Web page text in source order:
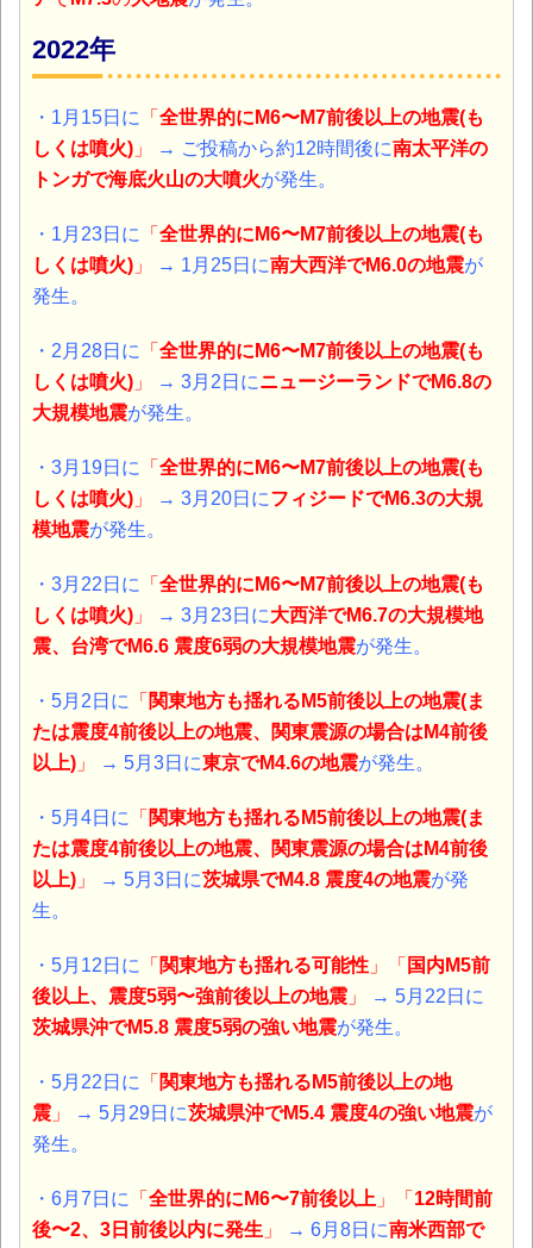
2022年
・1月15日に 「 全世界的にM6〜M7前後以上の地震(も
しくは噴火) 」 → ご投稿から約12時間後に南太平洋の
トンガで海底火山の大噴火が発生。
・1月23日に 「 全世界的にM6〜M7前後以上の地震(も
しくは噴火) 」 → 1月25日に南大西洋でM6.0の地震が
発生。
・2月28日に 「 全世界的にM6〜M7前後以上の地震(も
しくは噴火) 」 → 3月2日にニュージーランドでM6.8の
大規模地震が発生。
・3月19日に 「 全世界的にM6〜M7前後以上の地震(も
しくは噴火) 」 → 3月20日にフィジードでM6.3の大規
模地震が発生。
・3月22日に 「 全世界的にM6〜M7前後以上の地震(も
しくは噴火) 」 → 3月23日に大西洋でM6.7の大規模地
震、台湾でM6.6 震度6弱の大規模地震が発生。
・5月2日に 「 関東地方も揺れるM5前後以上の地震(ま
たは震度4前後以上の地震、関東震源の場合はM4前後
以上) 」 → 5月3日に東京でM4.6の地震が発生。
・5月4日に 「 関東地方も揺れるM5前後以上の地震(ま
たは震度4前後以上の地震、関東震源の場合はM4前後
以上) 」 → 5月3日に茨城県でM4.8 震度4の地震が発
生。
・5月12日に 「 関東地方も揺れる可能性 」「 国内M5前
後以上、震度5弱〜強前後以上の地震 」
→ 5月22日に
茨城県沖でM5.8 震度5弱の強い地震が発生。
・5月22日に 「 関東地方も揺れる M5前後以上の地
震 」 → 5月29日に茨城県沖でM5.4 震度4の強い地震が
発生。
・6月7日に 「 全世界的にM6〜7前後以上 」「 12時間前
後〜2、3日前後以内に発生 」 → 6月8日に南米西部で